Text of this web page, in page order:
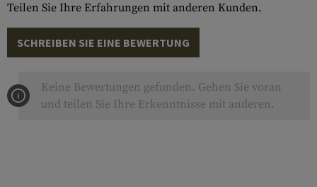
Teilen Sie Ihre Erfahrungen mit anderen Kunden.
SCHREIBEN SIE EINE BEWERTUNG
Keine Bewertungen gefunden. Gehen Sie voran
und teilen Sie Ihre Erkenntnisse mit anderen.